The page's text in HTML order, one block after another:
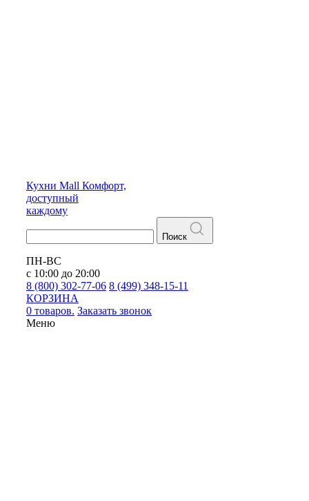
Кухни Mall Комфорт,
доступный
каждому
Поиск
ПН-ВС
с 10:00 до 20:00
8 (800) 302-77-06 8 (499) 348-15-11
КОРЗИНА
0 товаров. Заказать звонок
Меню